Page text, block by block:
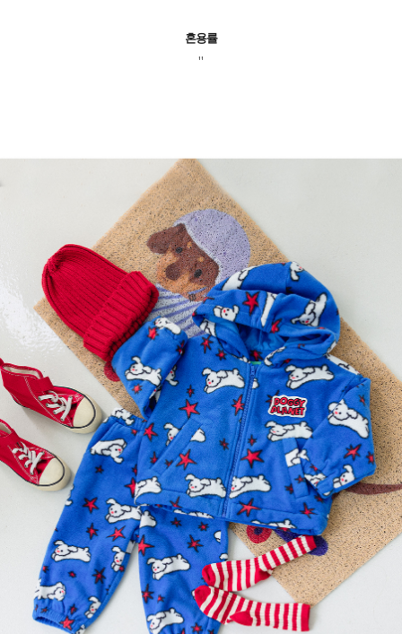
혼용률
"